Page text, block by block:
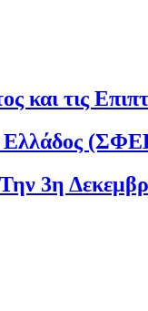
και τις
Ελλάδος
3η